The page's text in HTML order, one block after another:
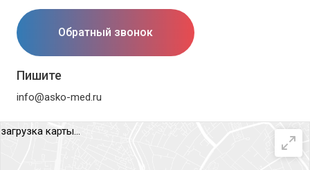
Обратный звонок
Пишите
info@asko-med.ru
загрузка карты...